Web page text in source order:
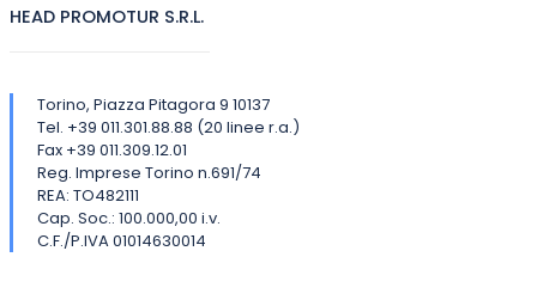
HEAD PROMOTUR S.R.L.
Torino, Piazza Pitagora 9 10137
Tel. +39 011.301.88.88 (20 linee r.a.)
Fax +39 011.309.12.01
Reg. Imprese Torino n.691/74
REA: TO482111
Cap. Soc.: 100.000,00 i.v.
C.F./P.IVA 01014630014